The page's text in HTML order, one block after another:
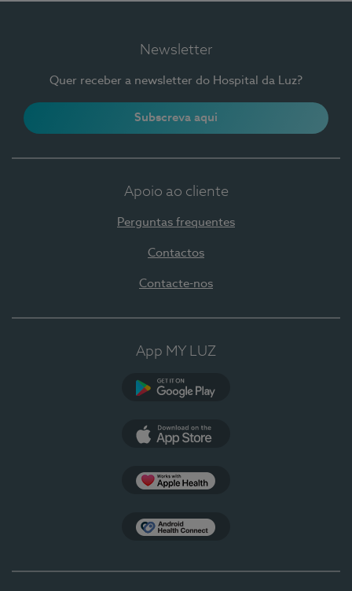
Newsletter
Quer receber a newsletter do Hospital da Luz?
Subscreva aqui
Apoio ao cliente
Perguntas frequentes
Contactos
Contacte-nos
App MY LUZ